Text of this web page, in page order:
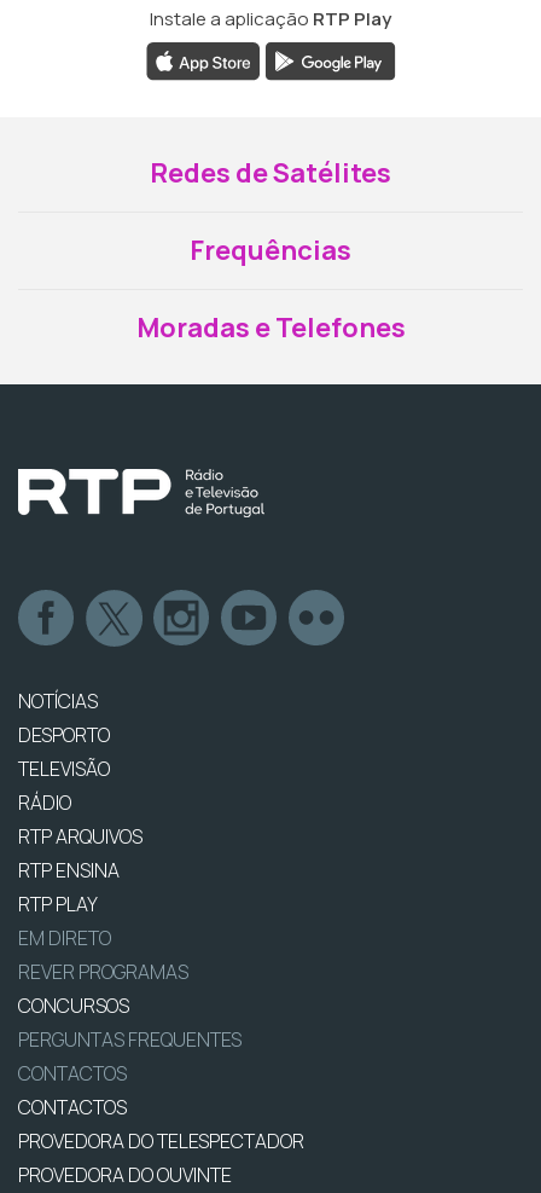
Instale a aplicação RTP Play
Redes de Satélites
Frequências
Moradas e Telefones
NOTÍCIAS
DESPORTO
TELEVISÃO
RÁDIO
RTP ARQUIVOS
RTP ENSINA
RTP PLAY
EM DIRETO
REVER PROGRAMAS
CONCURSOS
PERGUNTAS FREQUENTES
CONTACTOS
CONTACTOS
PROVEDORA DO TELESPECTADOR
PROVEDORA DO OUVINTE